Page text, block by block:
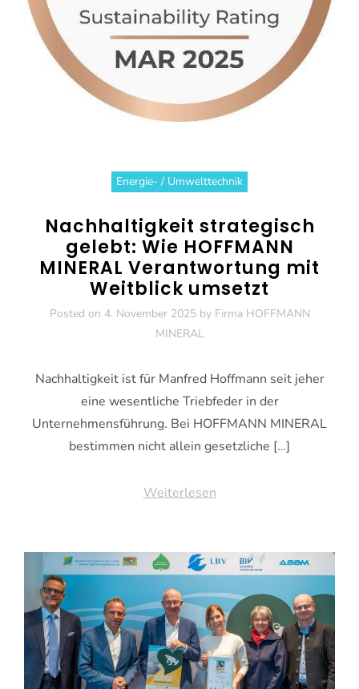
Energie- / Umwelttechnik
Nachhaltigkeit strategisch
gelebt: Wie HOFFMANN
MINERAL Verantwortung mit
Weitblick umsetzt
Posted on 4. November 2025by Firma HOFFMANN
MINERAL
Nachhaltigkeit ist für Manfred Hoffmann seit jeher
eine wesentliche Triebfeder in der
Unternehmensführung. Bei HOFFMANN MINERAL
bestimmen nicht allein gesetzliche […]
Weiterlesen